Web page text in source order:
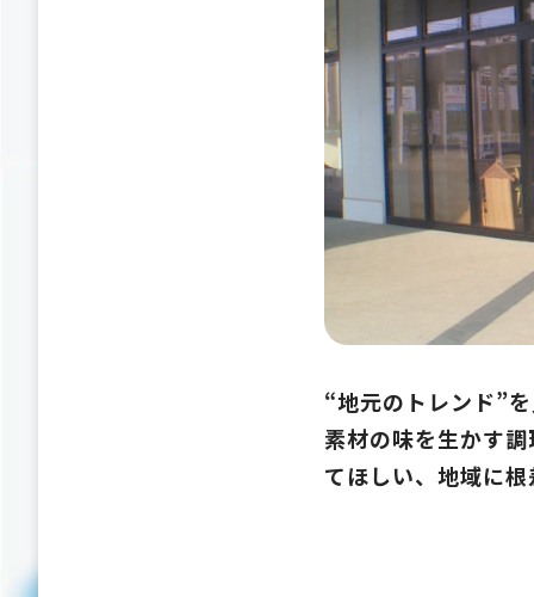
“地元のトレンド”
素材の味を生かす
てほしい、地域に